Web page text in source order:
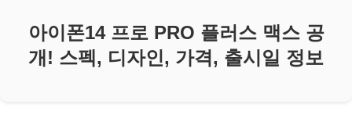
아이폰14 프로 PRO 플러스 맥스 공
개! 스펙, 디자인, 가격, 출시일 정보